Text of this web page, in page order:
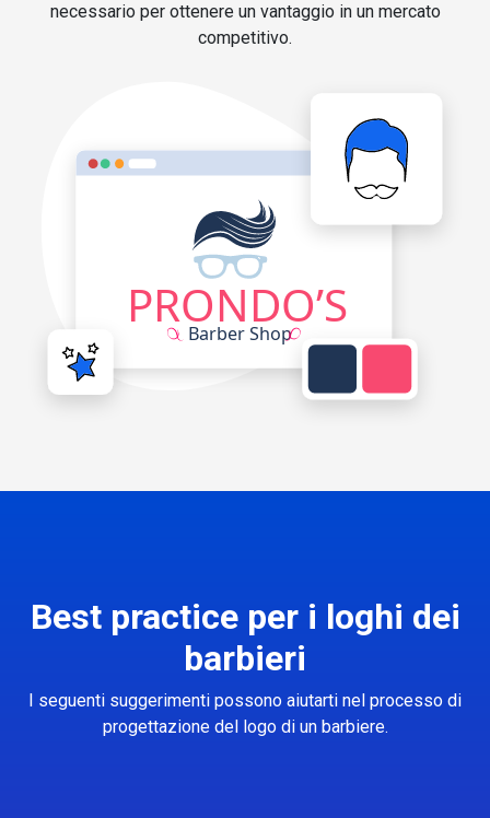
necessario per ottenere un vantaggio in un mercato
competitivo.
Best practice per i loghi dei
barbieri
I seguenti suggerimenti possono aiutarti nel processo di
progettazione del logo di un barbiere.